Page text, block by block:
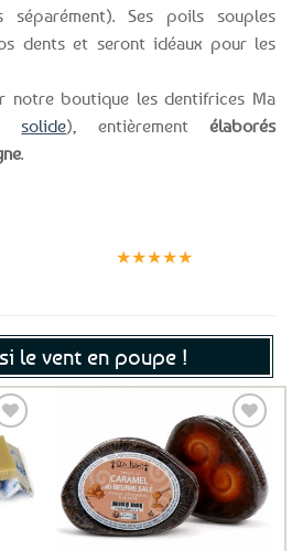
séparément). Ses poils souples
dents et seront idéaux pour les
notre boutique les dentifrices Ma
solide), entièrementélaborés
.
★★★★★
le vent en poupe !
Ajouter
aux
favoris